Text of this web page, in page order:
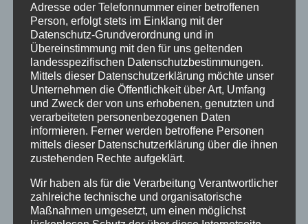
WEIN-BAUER
Sommerweinprobe beim
Weinbauer am 24. Juni
23
2023-05-08 Wein-Bauer
Unser Mitglied Wein-Bauer Kleinostheim
lädt ein zur Sommerweinprobe: Am
Samstag, 24.06.2023 ab 16:00Uhr Im
Adresse oder Telefonnummer einer betroffenen
Person, erfolgt stets im Einklang mit der
Datenschutz-Grundverordnung und in
Übereinstimmung mit den für uns geltenden
landesspezifischen Datenschutzbestimmungen.
Mittels dieser Datenschutzerklärung möchte unser
Unternehmen die Öffentlichkeit über Art, Umfang
und Zweck der von uns erhobenen, genutzten und
verarbeiteten personenbezogenen Daten
informieren. Ferner werden betroffene Personen
mittels dieser Datenschutzerklärung über die ihnen
zustehenden Rechte aufgeklärt.
Wir haben als für die Verarbeitung Verantwortlicher
zahlreiche technische und organisatorische
Maßnahmen umgesetzt, um einen möglichst